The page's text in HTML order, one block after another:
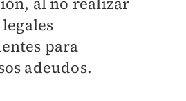
para
adeudos.